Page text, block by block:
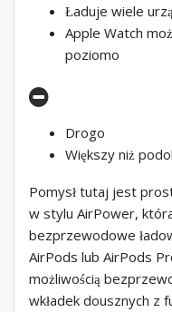
Ładuje wiele
Apple Watch
poziomo
Drogo
Większy niż
Pomysł tutaj jest
w stylu AirPower,
bezprzewodowe
AirPods lub AirPods
możliwością
wkładek dousznych z